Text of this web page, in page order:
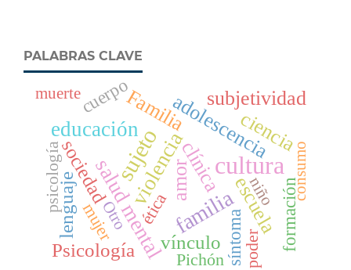
PALABRAS CLAVE
cultura
sujeto
familia
salud mental
educaciónviolencia
adolescencia
clínica
amor
subjetividad
escuela
ciencia
Familia
sociedad
lenguaje
Psicología vínculo síntoma formación
cuerpo
mujer ética
Pichón
psicología
poder
muerte
Otro
consumo
niño